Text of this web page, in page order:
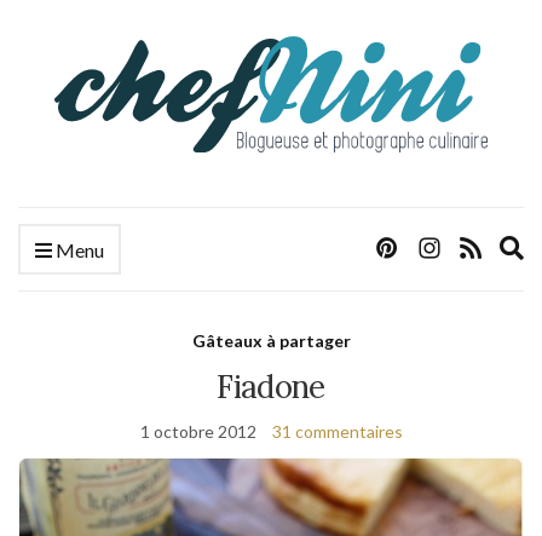
Menu
Gâteaux à partager
Fiadone
1 octobre 2012 31 commentaires